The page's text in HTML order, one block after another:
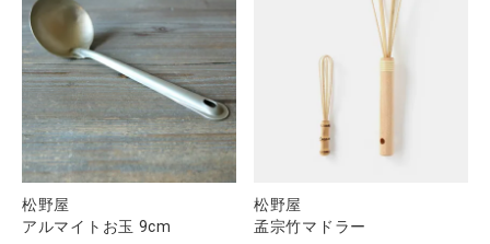
松野屋
アルマイトお玉 9cm
松野屋
孟宗竹マドラー